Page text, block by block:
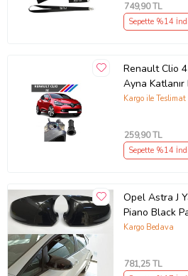
749,90 TL
Sepette %14
Renault Clio 4
Ayna Katlanır
490307706
Kargo ile Teslimat
259,90 TL
Sepette %14
Opel Astra J
Piano Black
Kargo Bedava
781,25 TL